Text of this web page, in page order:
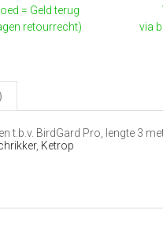
= Geld terug
retourrecht)
via
t.b.v. BirdGard Pro, lengte 3
, Ketrop